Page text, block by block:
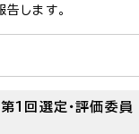
します。
1回選定・評価委員